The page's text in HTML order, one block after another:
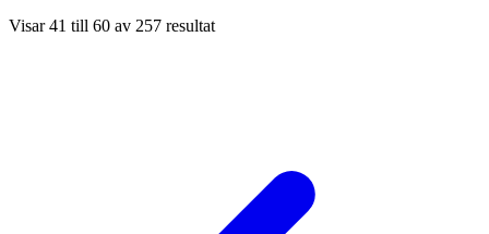
Visar41 till 60 av 257 resultat